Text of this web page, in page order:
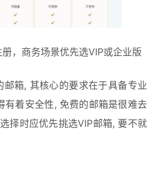
，商务场景优先选VIP或企业版
邮箱, 其核心的要求在于具备专业
有着安全性, 免费的邮箱是很难去
择时应优先挑选VIP邮箱, 要不就